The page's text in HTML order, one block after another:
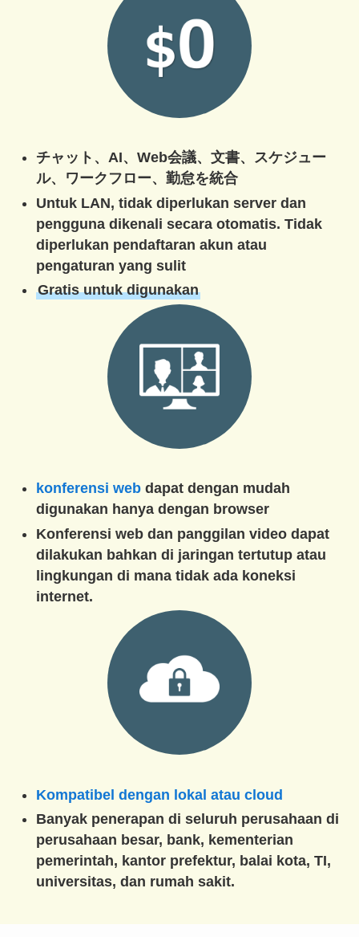
チャット、AI、Web会議、文書、スケジュー
ル、ワークフロー、勤怠を統合
Untuk LAN, tidak diperlukan server dan
pengguna dikenali secara otomatis. Tidak
diperlukan pendaftaran akun atau
pengaturan yang sulit
Gratis untuk digunakan
konferensi webdapat dengan mudah
digunakan hanya dengan browser
Konferensi web dan panggilan video dapat
dilakukan bahkan di jaringan tertutup atau
lingkungan di mana tidak ada koneksi
internet.
Kompatibel dengan lokal atau cloud
Banyak penerapan di seluruh perusahaan di
perusahaan besar, bank, kementerian
pemerintah, kantor prefektur, balai kota, TI,
universitas, dan rumah sakit.